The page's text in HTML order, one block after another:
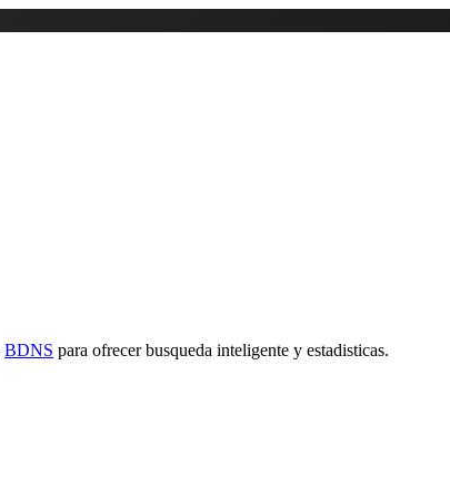
BDNS para ofrecer busqueda inteligente y estadisticas.